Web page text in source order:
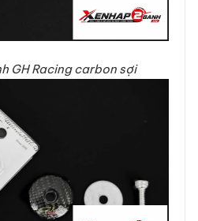
GH Racing carbon sợi